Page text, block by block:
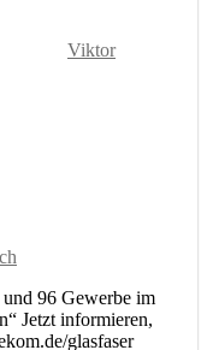
Viktor
und 96 Gewerbe im
Jetzt informieren,
glasfaser